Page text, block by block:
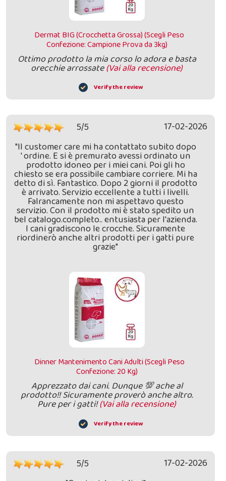
Dermat BIG (Crocchetta Grossa) (Scegli Peso
Confezione: Campione Prova da 3kg)
Ottimo prodotto la mia corso lo adora e basta
orecchie arrossate(Vai alla recensione)
Verify the review
5/5
17-02-2026
"Il customer care mi ha contattato subito dopo
' ordine. E si è premurato avessi ordinato un
prodotto idoneo per i miei cani. Poi gli ho
chiesto se era possibile cambiare corriere. Mi ha
detto di sì. Fantastico. Dopo 2 giorni il prodotto
è arrivato. Servizio eccellente a tutti i livelli.
Falrancamente non mi aspettavo questo
servizio. Con il prodotto mi è stato spedito un
bel catalogo.completo.. entusiasta per l'azienda.
I cani gradiscono le crocche. Sicuramente
riordinerò anche altri prodotti per i gatti pure
grazie"
Dinner Mantenimento Cani Adulti (Scegli Peso
Confezione: 20 Kg)
Apprezzato dai cani. Dunque 💯 ache al
prodotto!! Sicuramente proverò anche altro.
Pure per i gatti!(Vai alla recensione)
Verify the review
5/5
17-02-2026